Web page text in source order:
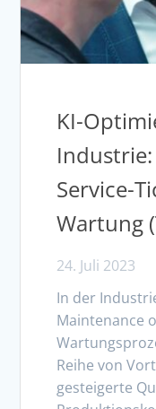
KI-
Service-
Wartung
24. Juli 2023
In der
Maintenance
Reihe von
gesteigerte